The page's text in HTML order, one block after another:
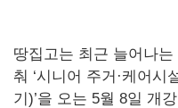
땅집고는 최근 늘어나
춰 ‘시니어 주거·케어
기)’을 오는 5월 8일 개